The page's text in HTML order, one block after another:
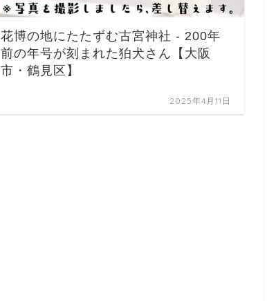
花博の地にたたずむ古宮神社 - 200年
前の年号が刻まれた狛犬さん【大阪
市・鶴見区】
2025年4月11日